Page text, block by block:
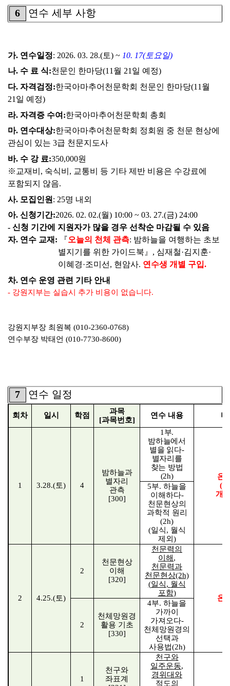
6 연수 세부 사항
가. 연수일정: 2026. 03. 28.(토) ~ 10. 17(토요일)
나. 수 료 식:천문인 한마당(11 월 21 일 예정)
다. 자격검정:한국아마추어천문학회 천문인 한마당(11 월
21 일 예정)
라. 자격증 수여 :한국아마추어천문학회 총회
마. 연수대상:한국아마추어천문학회 정회원 중 천문 현상에
관심이 있는 3급 천문지도사
바. 수 강 료:350,000원
※ 교재비 , 숙식비 , 교통비 등 기타 제반 비용은 수강료에
포함되지 않음.
사. 모집인원 : 25명 내외
아. 신청기간:2026. 02. 02.(월) 10:00 ~ 03. 27.(금) 24:00
- 신청 기간에 지원자가 많을 경우 선착순 마감될 수 있음
자. 연수 교재 : 『오늘의 천체 관측: 밤하늘을 여행하는 초보
별지기를 위한 가이드북 』 , 심재철·김지훈·
이혜경·조미선 , 현암사. 연수생 개별 구입.
차. 연수 운영 관련 기타 안내
- 강원지부는 실습시 추가 비용이 없습니다.
강원지부장 최원복 (010-2360-0768)
연수부장 박태언 (010-7730-8600)
7 연수 일정
회차 일시 학점
과목
[과목번호]
연수 내용
1 3.28.(토) 4
밤하늘과
별자리
관측
[300]
1 부.
밤하늘에서
별을 읽다-
별자리를
찾는 방법
(2h)
온
(
개
5부. 하늘을
이해하다-
천문현상의
과학적 원리
(2h)
(일식, 월식
제외 )
2 4.25.(토)
2
천문현상
이해
[320]
천문력의
이해 ,
천문력과
천문현상(2h)
(일식, 월식
포함)
온
2
천체망원경
활용 기초
[330]
4부. 하늘을
가까이
가져오다-
천체망원경의
선택과
사용법(2h)
1
천구와
좌표계
천구와
일주운동,
경위대와
적도의